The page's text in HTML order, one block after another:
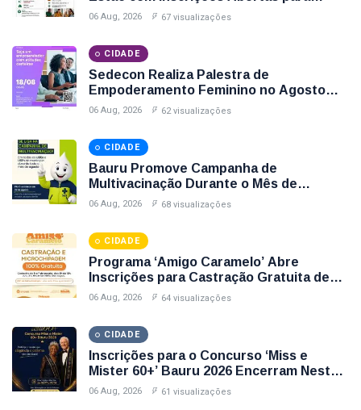
Bauru
Cit Bauru
Oportunidades De Trabalho Bauru
Cultura Em Bauru
Cursos Gratuitos de Informática e
06 Aug, 2026 67 visualizações
CIDADE
Sedecon Realiza Palestra de
Empoderamento Feminino no Agosto
Lilás com Inscrições Até Sexta-Feira (7);
06 Aug, 2026 62 visualizações
CIDADE
Bauru Promove Campanha de
Multivacinação Durante o Mês de
Agosto; Veja Postos, Horários e Vacinas
06 Aug, 2026 68 visualizações
CIDADE
Programa ‘Amigo Caramelo’ Abre
Inscrições para Castração Gratuita de
Animais no Parque Santa Edwirges em
06 Aug, 2026 64 visualizações
CIDADE
Inscrições para o Concurso ‘Miss e
Mister 60+’ Bauru 2026 Encerram Nesta
Sexta-Feira (7); Veja Como Participar
06 Aug, 2026 61 visualizações